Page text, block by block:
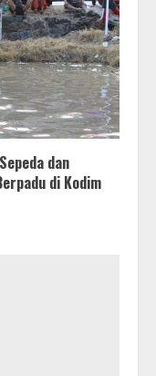
dan
di Kodim